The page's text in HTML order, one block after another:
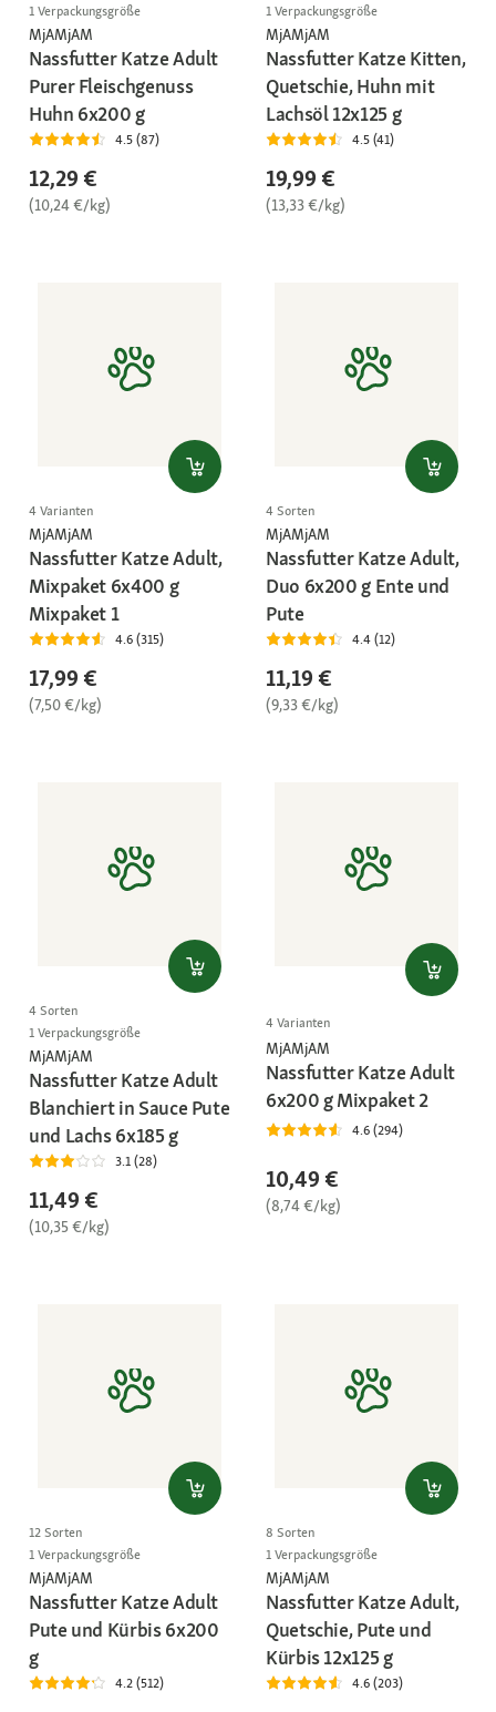
1 Verpackungsgröße
MjAMjAM
Nassfutter Katze Adult
Purer Fleischgenuss
Huhn 6x200 g
4.5 (87)
12,29 €
(10,24 €/kg)
1 Verpackungsgröße
MjAMjAM
Nassfutter Katze Kitten,
Quetschie, Huhn mit
Lachsöl 12x125 g
4.5 (41)
19,99 €
(13,33 €/kg)
4 Varianten
MjAMjAM
Nassfutter Katze Adult,
Mixpaket 6x400 g
Mixpaket 1
4.6 (315)
17,99 €
(7,50 €/kg)
4 Sorten
MjAMjAM
Nassfutter Katze Adult,
Duo 6x200 g Ente und
Pute
4.4 (12)
11,19 €
(9,33 €/kg)
4 Sorten
1 Verpackungsgröße
MjAMjAM
Nassfutter Katze Adult
Blanchiert in Sauce Pute
und Lachs 6x185 g
3.1 (28)
11,49 €
(10,35 €/kg)
4 Varianten
MjAMjAM
Nassfutter Katze Adult
6x200 g Mixpaket 2
4.6 (294)
10,49 €
(8,74 €/kg)
12 Sorten
1 Verpackungsgröße
MjAMjAM
Nassfutter Katze Adult
Pute und Kürbis 6x200
g
4.2 (512)
8 Sorten
1 Verpackungsgröße
MjAMjAM
Nassfutter Katze Adult,
Quetschie, Pute und
Kürbis 12x125 g
4.6 (203)